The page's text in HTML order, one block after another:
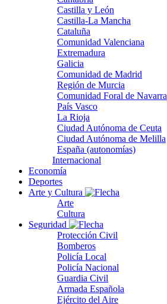
Castilla y León
Castilla-La Mancha
Cataluña
Comunidad Valenciana
Extremadura
Galicia
Comunidad de Madrid
Región de Murcia
Comunidad Foral de Navarra
País Vasco
La Rioja
Ciudad Autónoma de Ceuta
Ciudad Autónoma de Melilla
España (autonomías)
Internacional
Economía
Deportes
Arte y Cultura
Arte
Cultura
Seguridad
Protección Civil
Bomberos
Policía Local
Policía Nacional
Guardia Civil
Armada Española
Ejército del Aire